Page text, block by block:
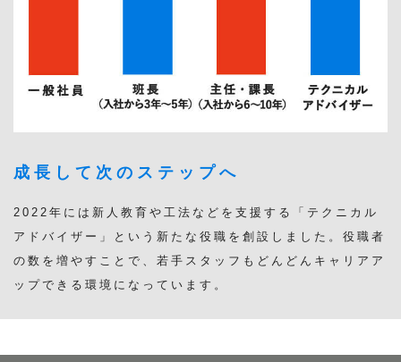
成長して次のステップへ
2022年には新人教育や工法などを支援する「テクニカル
アドバイザー」という新たな役職を創設しました。役職者
の数を増やすことで、若手スタッフもどんどんキャリアア
ップできる環境になっています。